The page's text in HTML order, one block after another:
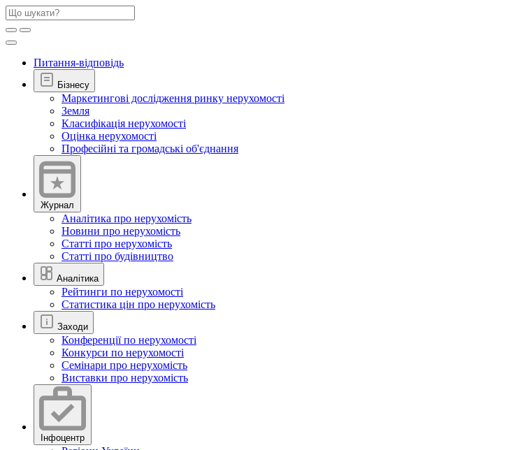
Питання-відповідь
Бізнесу
Маркетингові дослідження ринку нерухомості
Земля
Класифікація нерухомості
Оцінка нерухомості
Професійні та громадські об'єднання
Журнал
Аналітика про нерухомість
Новини про нерухомість
Статті про нерухомість
Статті про будівництво
Аналітика
Рейтинги по нерухомості
Статистика цін про нерухомість
Заходи
Конференції по нерухомості
Конкурси по нерухомості
Семінари про нерухомість
Виставки про нерухомість
Інфоцентр